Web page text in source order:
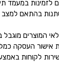
במעמד
בהתאם למצב
המוצרים מוגבל
אישור העסקה
לקוחות